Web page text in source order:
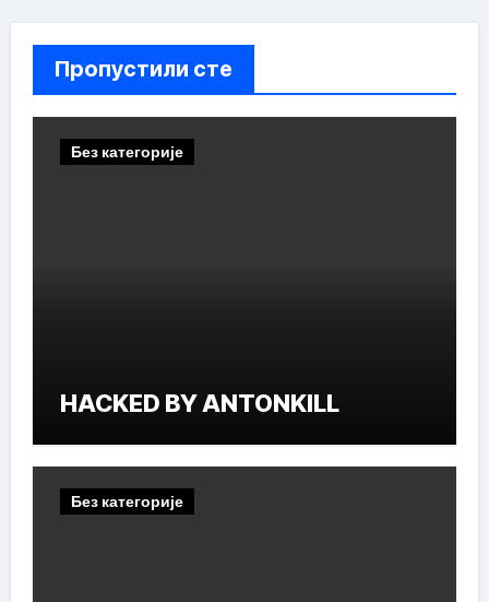
Пропустили сте
Без категорије
HACKED BY ANTONKILL
Без категорије